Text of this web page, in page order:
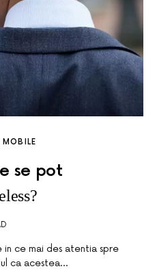
MOBILE
se pot
in ce mai des atentia spre
ca acestea…